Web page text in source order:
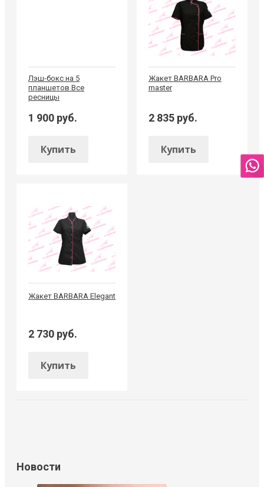
Лэш-бокс на 5
планшетов Все
ресницы
1 900 руб.
Купить
Жакет BARBARA Pro
master
2 835 руб.
Купить
Жакет BARBARA Elegant
2 730 руб.
Купить
Новости